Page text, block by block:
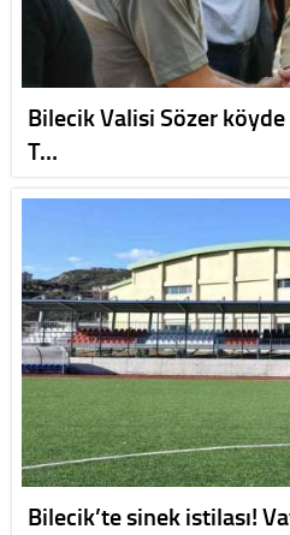
Bilecik Valisi Sözer
T…
Bilecik’te sinek istilası!